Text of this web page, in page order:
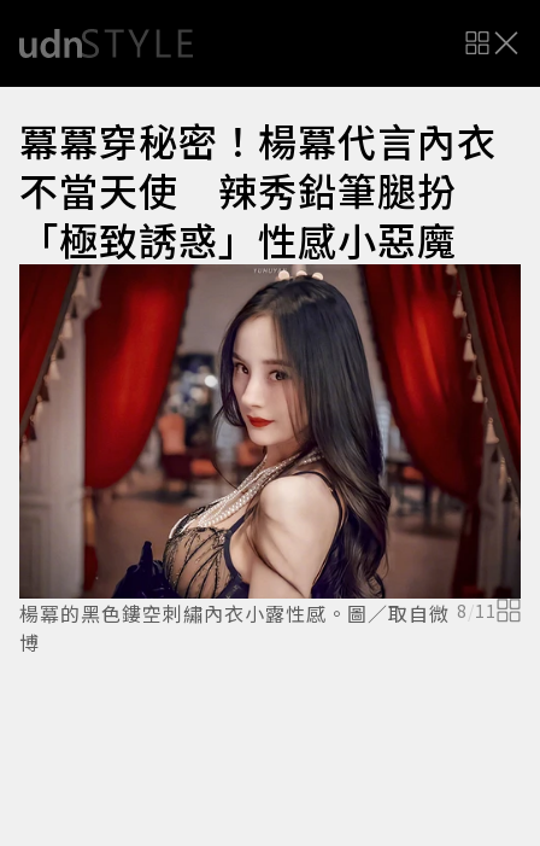
冪冪穿秘密！楊冪代言內衣
不當天使 辣秀鉛筆腿扮
「極致誘惑」性感小惡魔
楊冪的黑色鏤空刺繡內衣小露性感。圖／取自微
博
8/11